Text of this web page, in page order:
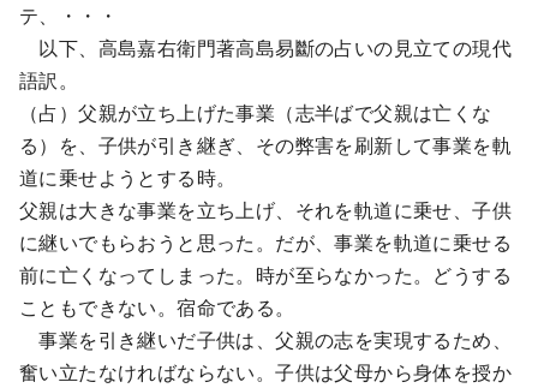
テ、・・・
以下、高島嘉右衛門著高島易斷の占いの見立ての現代
語訳。
（占）父親が立ち上げた事業（志半ばで父親は亡くな
る）を、子供が引き継ぎ、その弊害を刷新して事業を軌
道に乗せようとする時。
父親は大きな事業を立ち上げ、それを軌道に乗せ、子供
に継いでもらおうと思った。だが、事業を軌道に乗せる
前に亡くなってしまった。時が至らなかった。どうする
こともできない。宿命である。
事業を引き継いだ子供は、父親の志を実現するため、
奮い立たなければならない。子供は父母から身体を授か